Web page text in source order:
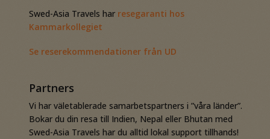
Swed-Asia Travels har resegaranti hos
Kammarkollegiet
Se reserekommendationer från UD
Partners
Vi har väletablerade samarbetspartners i ”våra länder”.
Bokar du din resa till Indien, Nepal eller Bhutan med
Swed-Asia Travels har du alltid lokal support tillhands!